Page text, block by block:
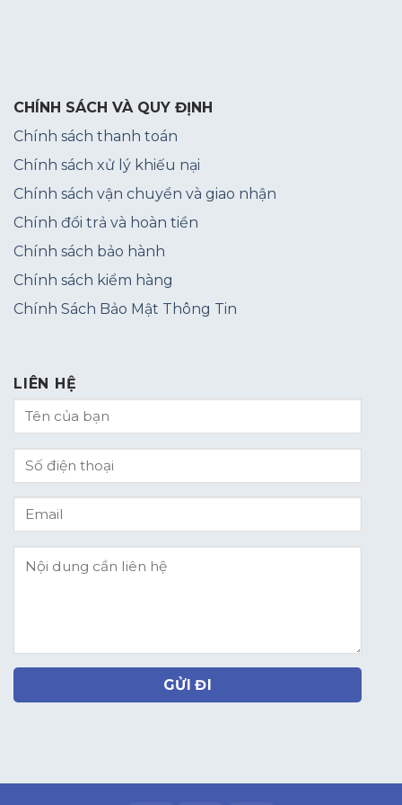
CHÍNH SÁCH VÀ QUY ĐỊNH
Chính sách thanh toán
Chính sách xử lý khiếu nại
Chính sách vận chuyển và giao nhận
Chính đổi trả và hoàn tiền
Chính sách bảo hành
Chính sách kiểm hàng
Chính Sách Bảo Mật Thông Tin
LIÊN HỆ
GỬI ĐI